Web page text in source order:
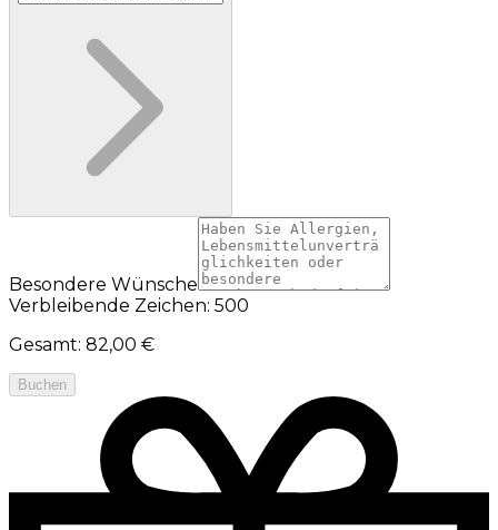
Besondere Wünsche
Verbleibende Zeichen: 500
Gesamt: 82,00 €
Buchen